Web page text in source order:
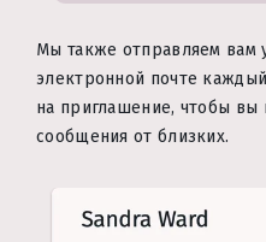
Мы также отправляем вам
электронной почте
на приглашение, чтобы вы
сообщения от близких.